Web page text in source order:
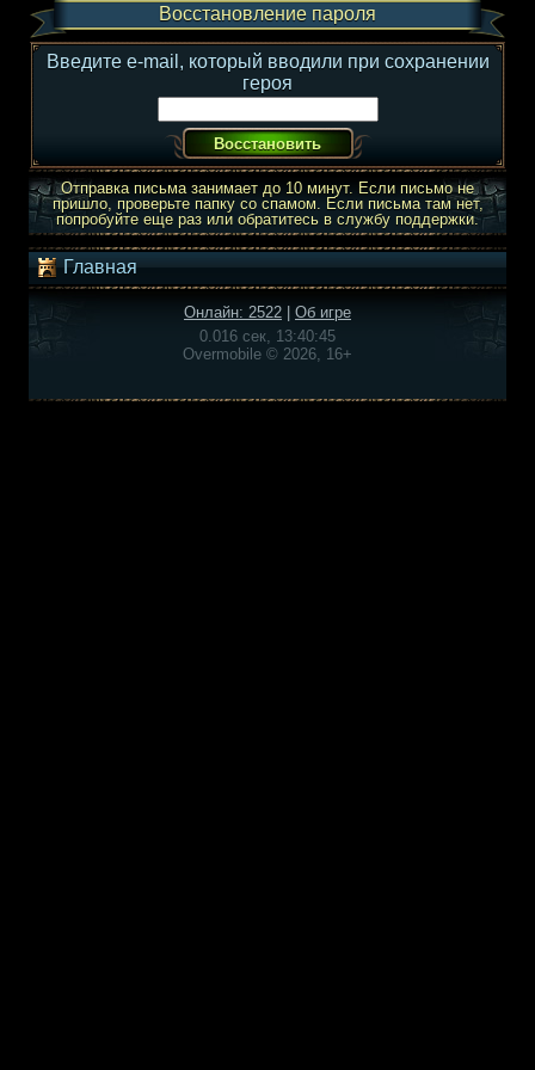
Восстановление пароля
Введите e-mail, который вводили при сохранении
героя
Отправка письма занимает до 10 минут. Если письмо не
пришло, проверьте папку со спамом. Если письма там нет,
попробуйте еще раз или обратитесь в службу поддержки.
Главная
Онлайн: 2522
Об игре
0.016 сек, 13:40:45
Overmobile © 2026, 16+